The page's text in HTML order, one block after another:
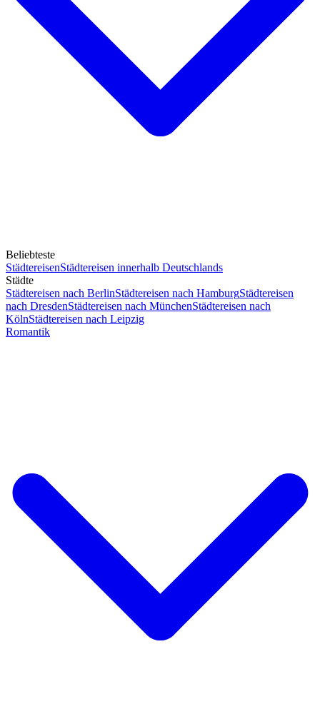
Beliebteste
StädtereisenStädtereisen innerhalb Deutschlands
Städte
Städtereisen nach BerlinStädtereisen nach HamburgStädtereisen
nach DresdenStädtereisen nach MünchenStädtereisen nach
KölnStädtereisen nach Leipzig
Romantik